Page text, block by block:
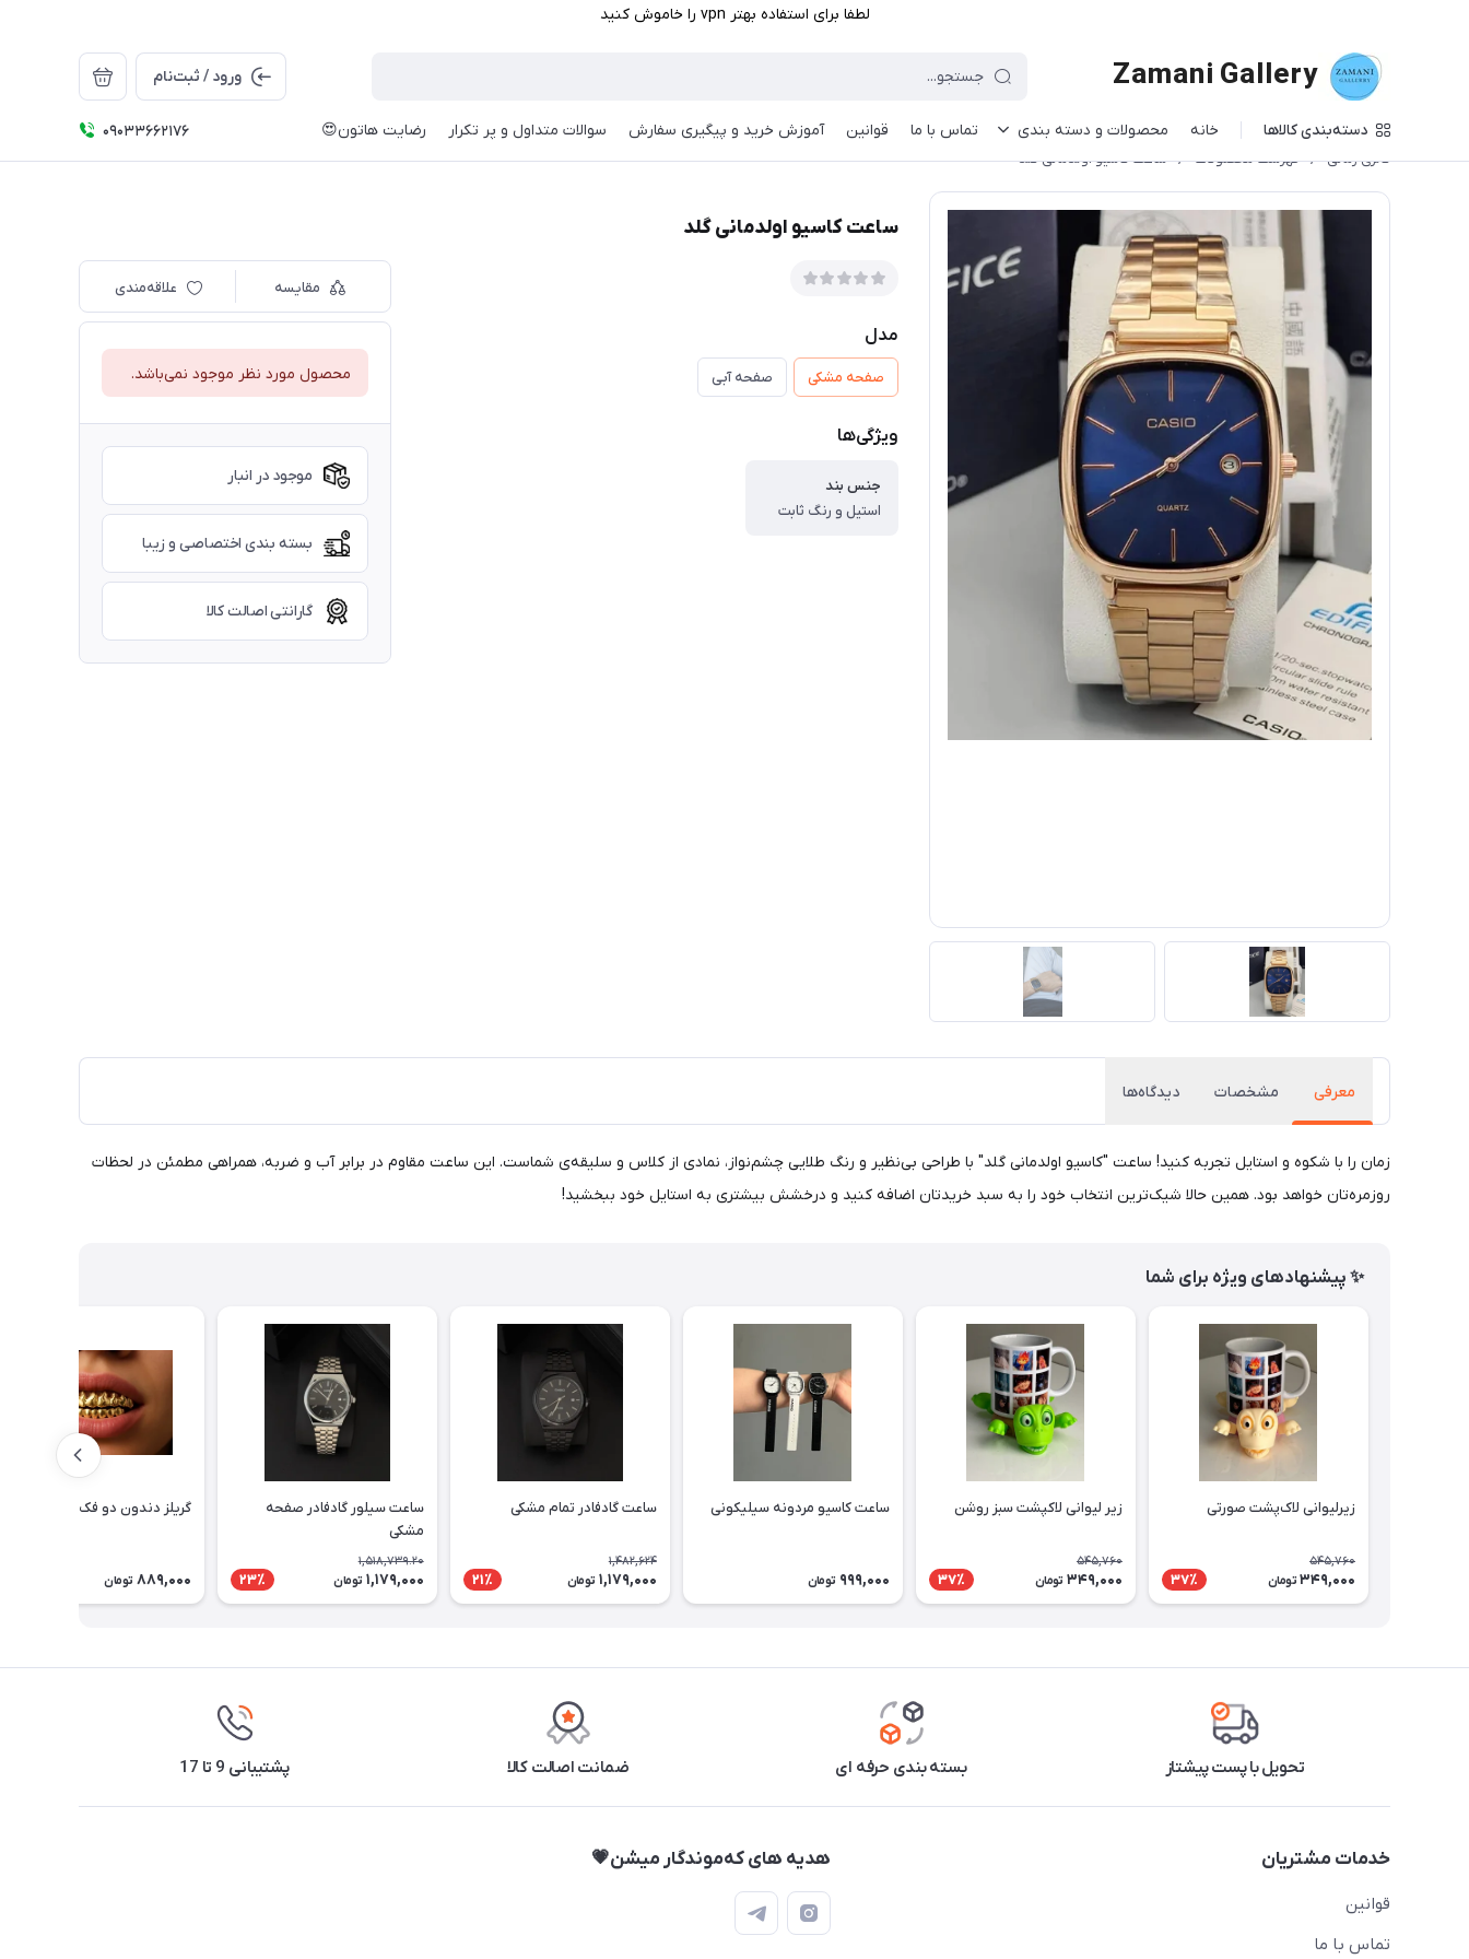
لطفا برای استفاده بهتر vpn را خاموش کنید
Zamani Gallery ورود / ثبت‌نام
دسته‌بندی کالاها خانه محصولات و دسته بندی تماس با ما قوانین آموزش خرید و پیگیری سفارش سوالات متداول و پر تکرار رضایت هاتون😍 09033662176
گالری زمانی / فهرست محصولات / ساعت کاسیو اولدمانی گلد
ساعت کاسیو اولدمانی گلد
مدل
صفحه مشکی صفحه آبی
ویژگی‌ها
جنس بند
استیل و رنگ ثابت
مقایسه علاقه‌مندی
محصول مورد نظر موجود نمی‌باشد.
موجود در انبار
بسته بندی اختصاصی و زیبا
گارانتی اصالت کالا
معرفی مشخصات دیدگاه‌ها
زمان را با شکوه و استایل تجربه کنید! ساعت "کاسیو اولدمانی گلد" با طراحی بی‌نظیر و رنگ طلایی چشم‌نواز، نمادی از کلاس و سلیقه‌ی شماست. این ساعت مقاوم در برابر آب و ضربه، همراهی مطمئن در لحظات
روزمره‌تان خواهد بود. همین حالا شیک‌ترین انتخاب خود را به سبد خریدتان اضافه کنید و درخشش بیشتری به استایل خود ببخشید!
✨ پیشنهادهای ویژه برای شما
زیرلیوانی لاک‌پشت صورتی
545,760
349,000 تومان 37٪
زیر لیوانی لاکپشت سبز روشن
545,760
349,000 تومان 37٪
ساعت کاسیو مردونه سیلیکونی
999,000 تومان
ساعت گادفادر تمام مشکی
1,482,624
1,179,000 تومان 21٪
ساعت سیلور گادفادر صفحه
مشکی
1,518,739.20
1,179,000 تومان 23٪
گریلز دندون دو فک آتشی
889,000 تومان
تحویل با پست پیشتاز بسته بندی حرفه ای ضمانت اصالت کالا پشتیبانی 9 تا 17
خدمات مشتریان
قوانین
تماس با ما
هدیه های که‌موندگار میشن💗